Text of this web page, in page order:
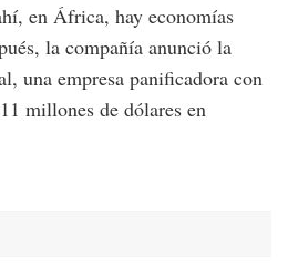
en África, hay economías
la compañía anunció la
una empresa panificadora con
millones de dólares en